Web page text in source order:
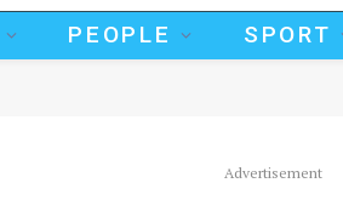
PEOPLE SPORT
Advertisement